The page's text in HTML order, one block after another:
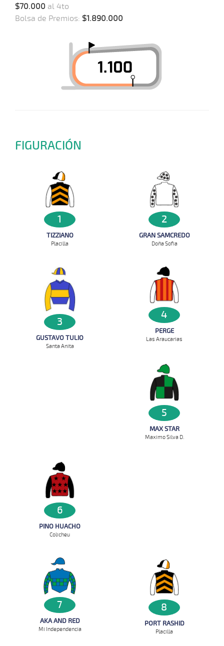
$70.000 al 4to
Bolsa de Premios: $1.890.000
FIGURACIÓN
1
TIZZIANO
Placilla
2
GRAN SAMCREDO
Doña Sofia
3
GUSTAVO TULIO
Santa Anita
4
PERGE
Las Araucarias
5
MAX STAR
Maximo Silva D.
6
PINO HUACHO
Colicheu
7
AKA AND RED
Mi Independencia
8
PORT RASHID
Placilla